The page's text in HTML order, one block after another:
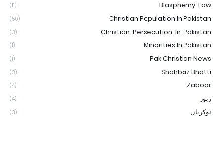
Blasphemy-Law
(11)
Christian Population In Pakistan
(50)
Christian-Persecution-In-Pakistan
(3)
Minorities In Pakistan
(1)
Pak Christian News
(1)
Shahbaz Bhatti
(3)
Zaboor
(4)
زبور (4)
نوکریاں (3)